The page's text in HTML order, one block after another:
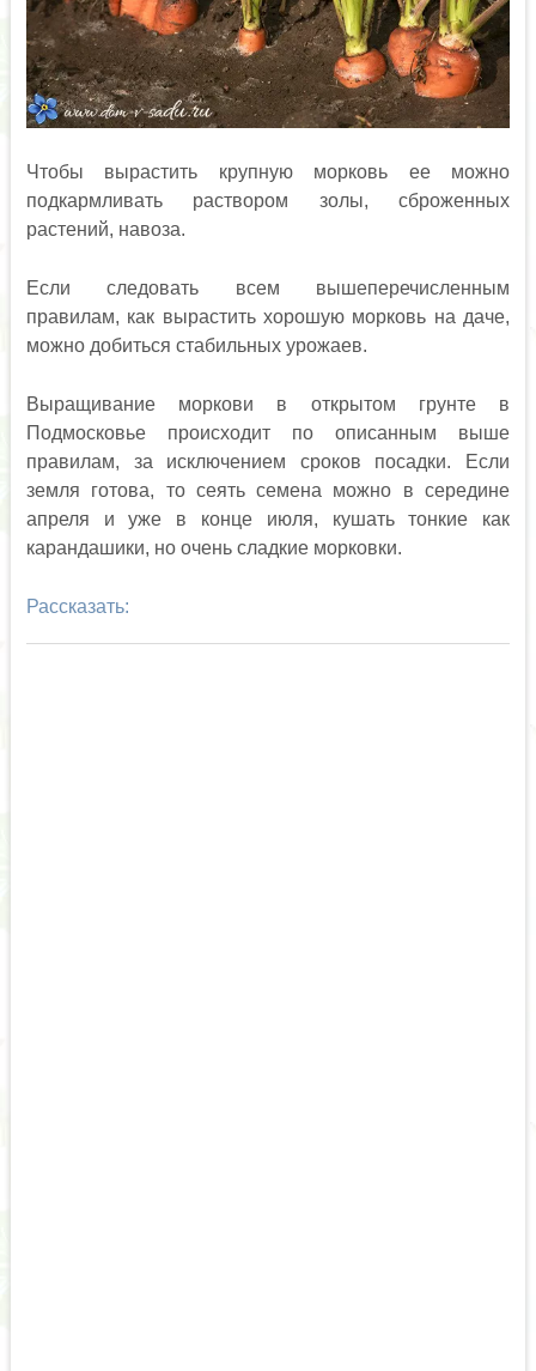
Чтобы вырастить крупную морковь ее можно
подкармливать раствором золы, сброженных
растений, навоза.
Если следовать всем вышеперечисленным
правилам, как вырастить хорошую морковь на даче,
можно добиться стабильных урожаев.
Выращивание моркови в открытом грунте в
Подмосковье происходит по описанным выше
правилам, за исключением сроков посадки. Если
земля готова, то сеять семена можно в середине
апреля и уже в конце июля, кушать тонкие как
карандашики, но очень сладкие морковки.
Рассказать: